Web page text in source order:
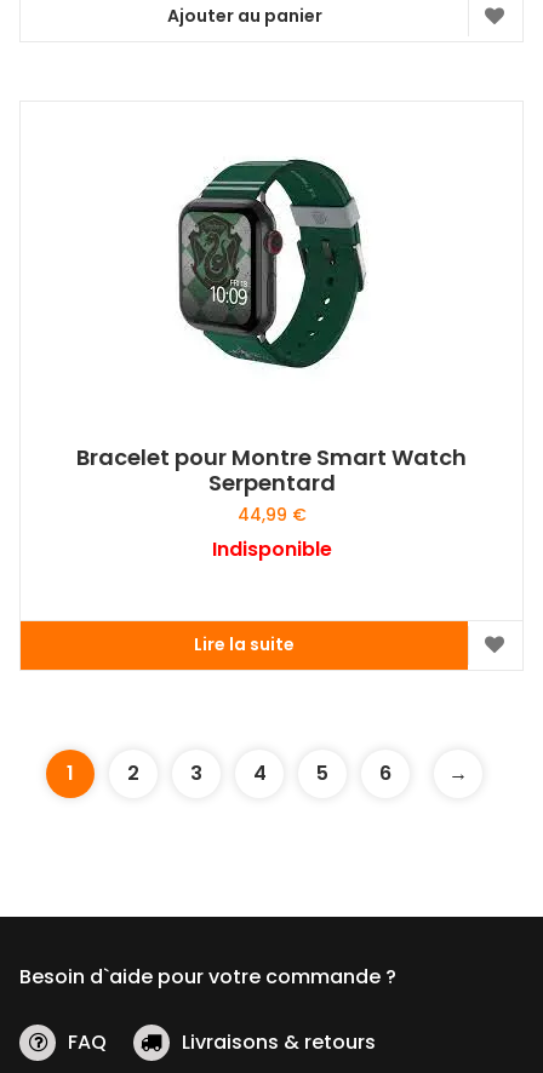
Ajouter au panier
Bracelet pour Montre Smart Watch
Serpentard
44,99 €
Indisponible
Lire la suite
1 2 3 4 5 6 →
Besoin d`aide pour votre commande ?
FAQ Livraisons & retours